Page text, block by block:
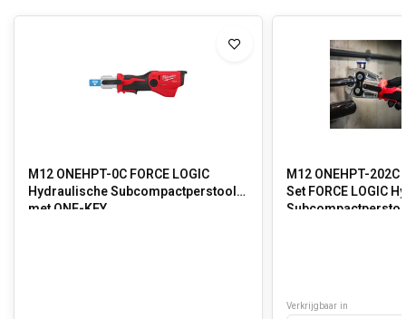
M12 ONEHPT-0C FORCE LOGIC
Hydraulische Subcompactperstool
met ONE-KEY
M12 ONEHPT-
Set FORCE LOGIC
Verkrijgbaar in